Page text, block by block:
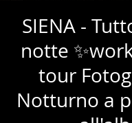
SIENA -
notte
tour
Notturno a